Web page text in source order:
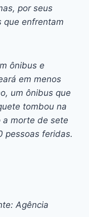
por seus
que enfrentam
ônibus e
em menos
um ônibus que
tombou na
a morte de sete
pessoas feridas.
Agência